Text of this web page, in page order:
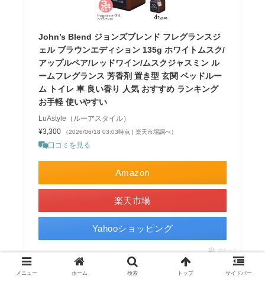
John’s Blend ジョンズブレンド フレグランスジ
ェル ブラウンエディション 135g ホワイトムスク/
アップルペア/レッドワイン/ムスクジャスミン ル
ームフレグランス 芳香剤 置き型 玄関 ベッドルー
ム トイレ 車 良い香り 人気 おすすめ ランキング
お手軽 使いやすい
LuAstyle（ルーアスタイル）
¥3,300
（2026/06/18 03:03時点 | 楽天市場調べ）
口コミを見る
Amazon
楽天市場
Yahooショッピング
ポチップ
メニュー ホーム 検索 トップ サイドバー